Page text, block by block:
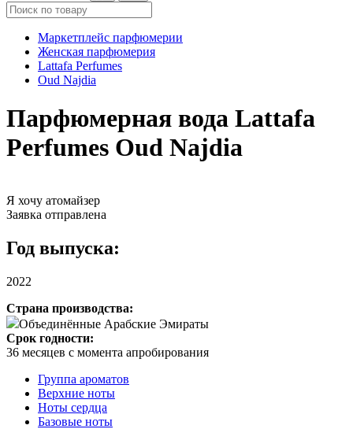
Маркетплейс парфюмерии
Женская парфюмерия
Lattafa Perfumes
Oud Najdia
Парфюмерная вода Lattafa
Perfumes Oud Najdia
Я хочу атомайзер
Заявка отправлена
Год выпуска:
2022
Страна производства:
Объединённые Арабские Эмираты
Срок годности:
36 месяцев с момента апробирования
Группа ароматов
Верхние ноты
Ноты сердца
Базовые ноты